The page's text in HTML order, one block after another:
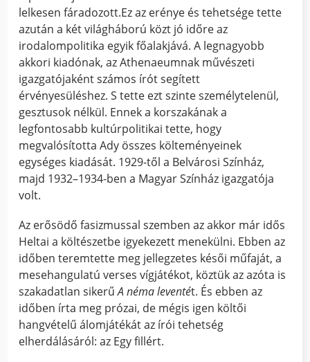
lelkesen fáradozott.Ez az erénye és tehetsége tette
azután a két világháború közt jó időre az
irodalompolitika egyik főalakjává. A legnagyobb
akkori kiadónak, az Athenaeumnak művészeti
igazgatójaként számos írót segített
érvényesüléshez. S tette ezt szinte személytelenül,
gesztusok nélkül. Ennek a korszakának a
legfontosabb kultúrpolitikai tette, hogy
megvalósította Ady összes költeményeinek
egységes kiadását. 1929-től a Belvárosi Színház,
majd 1932–1934-ben a Magyar Színház igazgatója
volt.
Az erősödő fasizmussal szemben az akkor már idős
Heltai a költészetbe igyekezett menekülni. Ebben az
időben teremtette meg jellegzetes késői műfaját, a
mesehangulatú verses vígjátékot, köztük az azóta is
szakadatlan sikerűA néma leventét. És ebben az
időben írta meg prózai, de mégis igen költői
hangvételű álomjátékát az írói tehetség
elherdálásáról: az Egy fillért.